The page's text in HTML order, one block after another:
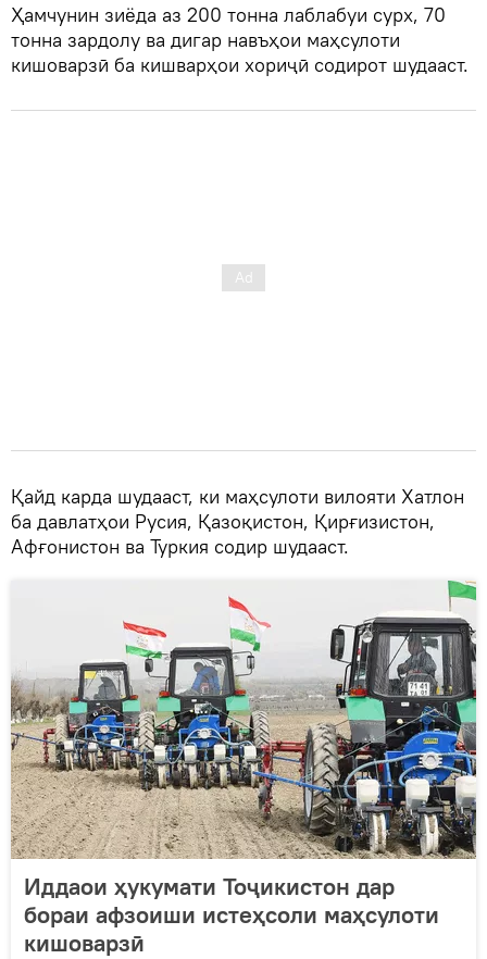
Ҳамчунин зиёда аз 200 тонна лаблабуи сурх, 70
тонна зардолу ва дигар навъҳои маҳсулоти
кишоварзӣ ба кишварҳои хориҷӣ содирот шудааст.
Қайд карда шудааст, ки маҳсулоти вилояти Хатлон
ба давлатҳои Русия, Қазоқистон, Қирғизистон,
Афғонистон ва Туркия содир шудааст.
Иддаои ҳукумати Тоҷикистон дар
бораи афзоиши истеҳсоли маҳсулоти
кишоварзӣ